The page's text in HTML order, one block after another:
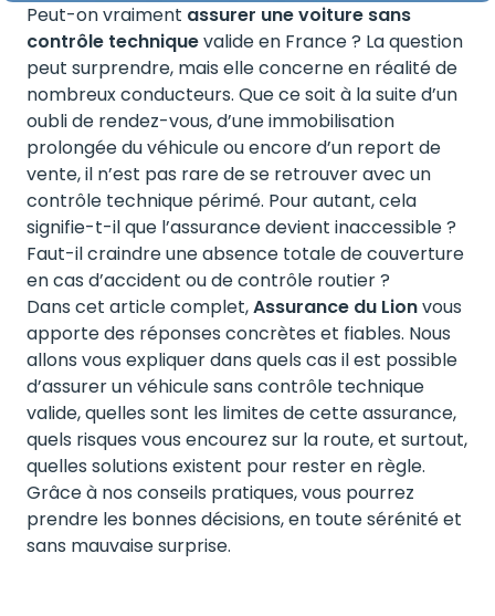
Peut-on vraiment assurer une voiture sans
contrôle techniquevalide en France ? La question
peut surprendre, mais elle concerne en réalité de
nombreux conducteurs. Que ce soit à la suite d’un
oubli de rendez-vous, d’une immobilisation
prolongée du véhicule ou encore d’un report de
vente, il n’est pas rare de se retrouver avec un
contrôle technique périmé. Pour autant, cela
signifie-t-il que l’assurance devient inaccessible ?
Faut-il craindre une absence totale de couverture
en cas d’accident ou de contrôle routier ?
Dans cet article complet,Assurance du Lionvous
apporte des réponses concrètes et fiables. Nous
allons vous expliquer dans quels cas il est possible
d’assurer un véhicule sans contrôle technique
valide, quelles sont les limites de cette assurance,
quels risques vous encourez sur la route, et surtout,
quelles solutions existent pour rester en règle.
Grâce à nos conseils pratiques, vous pourrez
prendre les bonnes décisions, en toute sérénité et
sans mauvaise surprise.